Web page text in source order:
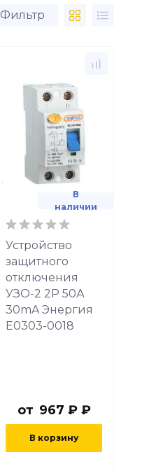
Фильтр
В
наличии
Устройство
защитного
отключения
УЗО-2 2Р 50А
30mA Энергия
Е0303-0018
от 967 ₽ ₽
В корзину